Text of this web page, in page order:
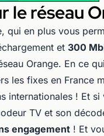
le réseau
qui en plus vous
et 300
Orange. En ce
les fixes en France
internationales ! Et
TV et son
engagement ! Et